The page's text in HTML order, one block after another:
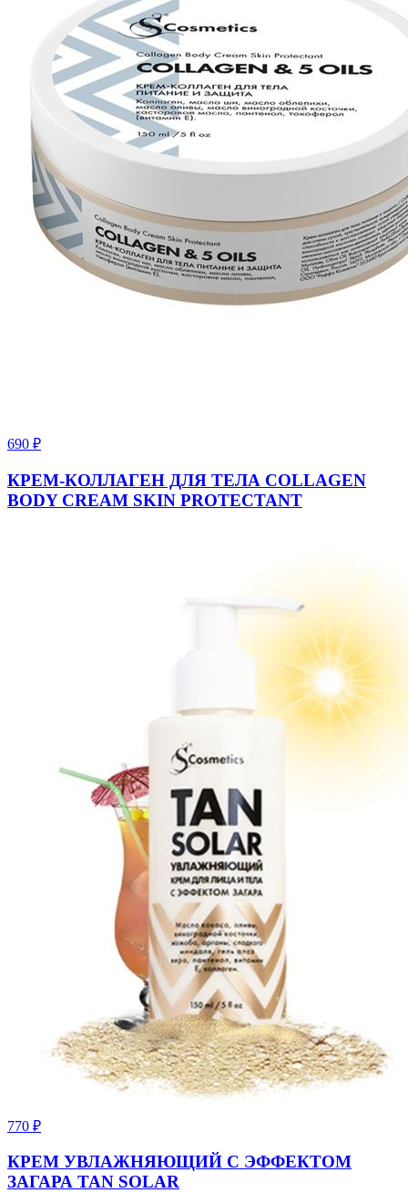
690 ₽
КРЕМ-КОЛЛАГЕН ДЛЯ ТЕЛА COLLAGEN
BODY CREAM SKIN PROTECTANT
770 ₽
КРЕМ УВЛАЖНЯЮЩИЙ С ЭФФЕКТОМ
ЗАГАРА TAN SOLAR